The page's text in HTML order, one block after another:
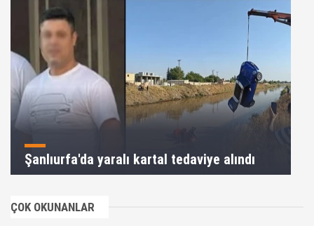
Şanlıurfa'da yaralı kartal tedaviye alındı
ÇOK OKUNANLAR